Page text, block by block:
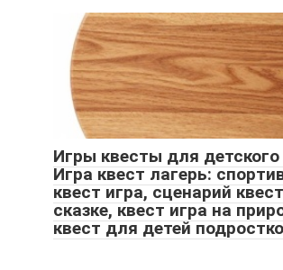
Игры квесты для детского
Игра квест лагерь:
квест игра, сценарий
сказке, квест игра на
квест для детей